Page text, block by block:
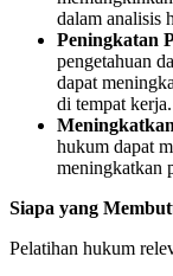
dalam analisis
Peningkatan
pengetahuan
dapat
di tempat kerja.
hukum dapat
meningkatkan
Siapa yang
Pelatihan hukum